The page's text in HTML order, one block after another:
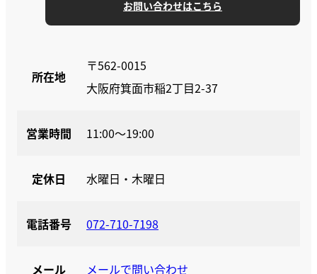
お問い合わせはこちら
所在地
〒562-0015
大阪府箕面市稲2丁目2-37
営業時間 11:00〜19:00
定休日 水曜日・木曜日
電話番号 072-710-7198
メール メールで問い合わせ